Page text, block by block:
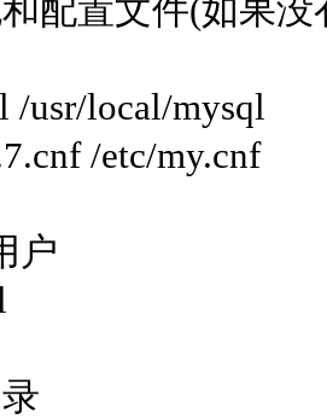
配置文件(如果
usr/local/mysql
/etc/my.cnf
户